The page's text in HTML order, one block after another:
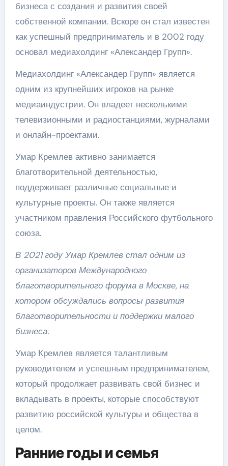
бизнеса с создания и развития своей
собственной компании. Вскоре он стал известен
как успешный предприниматель и в 2002 году
основал медиахолдинг «Александер Групп».
Медиахолдинг «Александер Групп» является
одним из крупнейших игроков на рынке
медиаиндустрии. Он владеет несколькими
телевизионными и радиостанциями, журналами
и онлайн-проектами.
Умар Кремлев активно занимается
благотворительной деятельностью,
поддерживает различные социальные и
культурные проекты. Он также является
участником правления Российского футбольного
союза.
В 2021 году Умар Кремлев стал одним из
организаторов Международного
благотворительного форума в Москве, на
котором обсуждались вопросы развития
благотворительности и поддержки малого
бизнеса.
Умар Кремлев является талантливым
руководителем и успешным предпринимателем,
который продолжает развивать свой бизнес и
вкладывать в проекты, которые способствуют
развитию российской культуры и общества в
целом.
Ранние годы и семья